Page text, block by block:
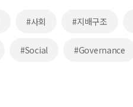
#사회 #지배구조
#Social #Governance